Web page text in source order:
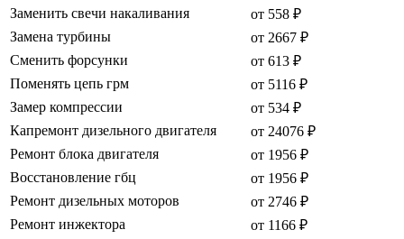
Заменить свечи накаливания
от 558 ₽
Замена турбины
от 2667 ₽
Сменить форсунки
от 613 ₽
Поменять цепь грм
от 5116 ₽
Замер компрессии
от 534 ₽
Капремонт дизельного двигателя
от 24076 ₽
Ремонт блока двигателя
от 1956 ₽
Восстановление гбц
от 1956 ₽
Ремонт дизельных моторов
от 2746 ₽
Ремонт инжектора
от 1166 ₽